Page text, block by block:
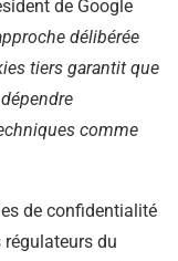
de Google
délibérée
tiers garantit que
comme
de confidentialité
du